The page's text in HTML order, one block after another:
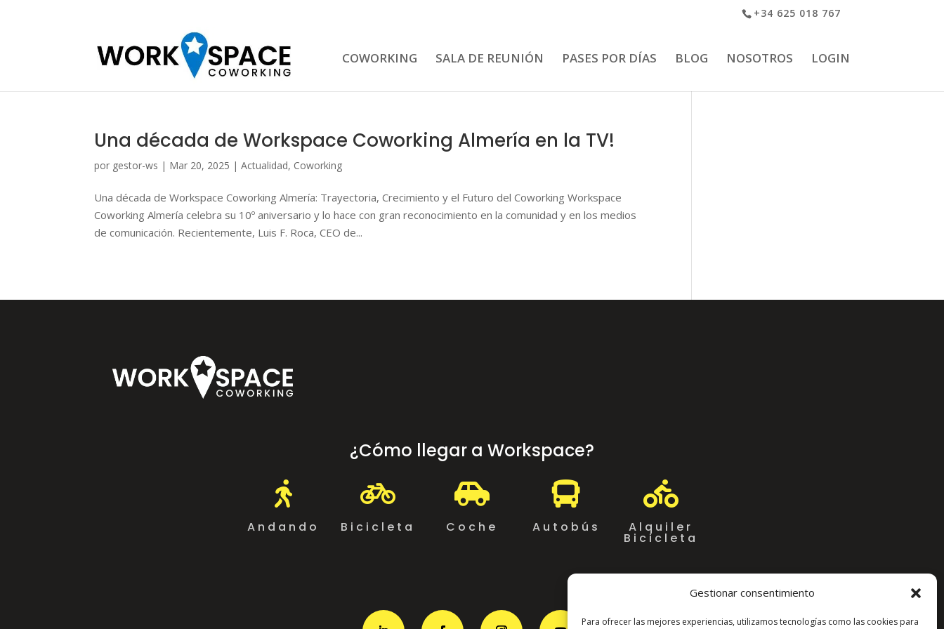
Gestionar consentimiento
Para ofrecer las mejores experiencias, utilizamos tecnologías como las cookies para
+34 625 018 767
COWORKING SALA DE REUNIÓN PASES POR DÍAS BLOG NOSOTROS LOGIN
Una década de Workspace Coworking Almería en la TV!
por gestor-ws | Mar 20, 2025 |Actualidad, Coworking
Una década de Workspace Coworking Almería: Trayectoria, Crecimiento y el Futuro del Coworking Workspace
Coworking Almería celebra su 10º aniversario y lo hace con gran reconocimiento en la comunidad y en los medios
de comunicación. Recientemente, Luis F. Roca, CEO de...
¿Cómo llegar a Workspace?

Andando

Bicicleta

Coche

Autobús

Alquiler
Bicicleta